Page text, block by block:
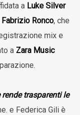
a Luke Silver
Fabrizio Ronco, che
mix e
a Zara Music
trasparenti le
e Federica Gili è